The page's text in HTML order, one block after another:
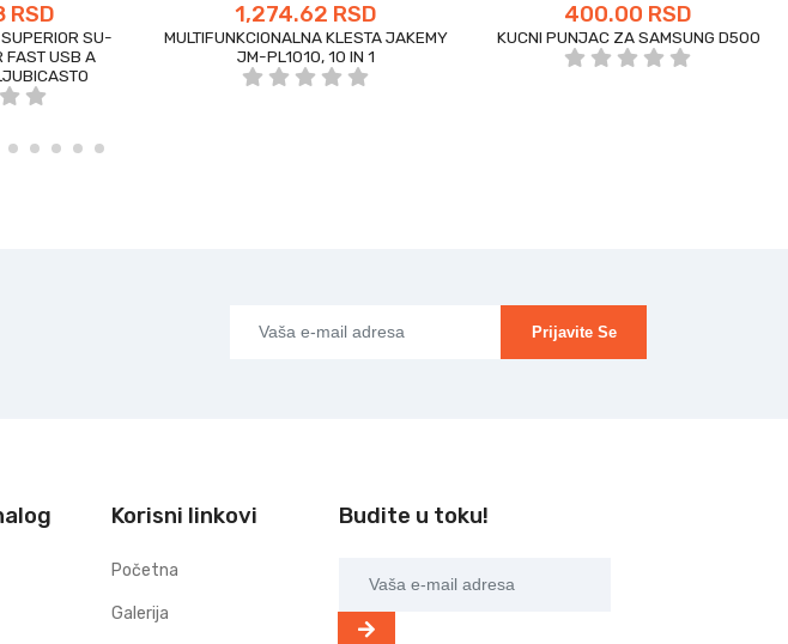
RSD
SU-
FAST USB A
1,274.62 RSD
MULTIFUNKCIONALNA KLESTA JAKEMY
JM-PL1010, 10 IN 1
400.00 RSD
KUCNI PUNJAC ZA SAMSUNG D500
Prijavite Se
Korisni linkovi
Početna
Galerija
Budite u toku!